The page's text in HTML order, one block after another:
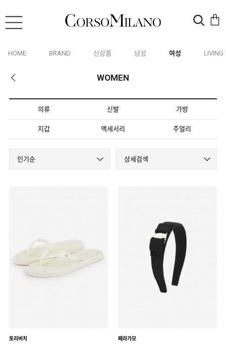
HOME BRAND 신상품 남성 여성 LIVING
WOMEN
의류 신발 가방
지갑 액세서리 주얼리
인기순 상세검색
토리버치 페라가모